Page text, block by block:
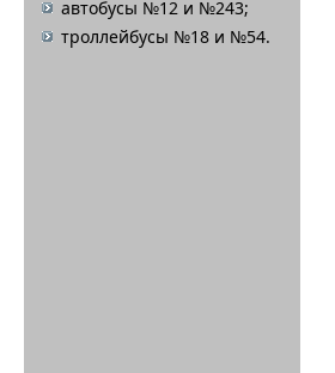
автобусы №12 и №243;
троллейбусы №18 и №54.